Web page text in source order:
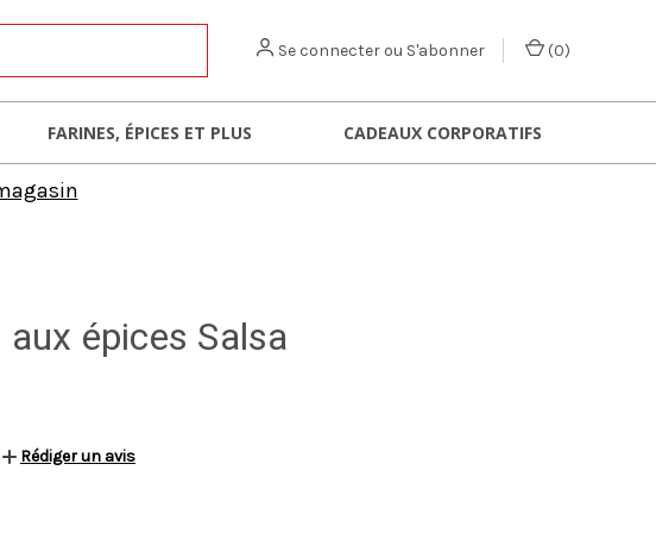
Se connecter ou S'abonner (0)
FARINES, ÉPICES ET PLUS CADEAUX CORPORATIFS
épices Salsa
Rédiger un avis